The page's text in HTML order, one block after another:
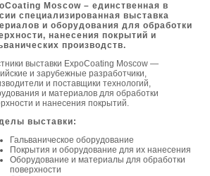
Moscow – единственная в
специализированная выставка
и оборудования для обработки
нанесения покрытий и
производств.
выставки ExpoCoating Moscow —
и зарубежные разработчики,
и поставщики технологий,
и материалов для обработки
и нанесения покрытий.
выставки:
Гальваническое оборудование
Покрытия и оборудование для их нанесения
Оборудование и материалы для обработки
поверхности